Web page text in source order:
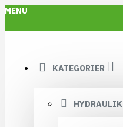
MENU
KATEGORIER
HYDRAULIK